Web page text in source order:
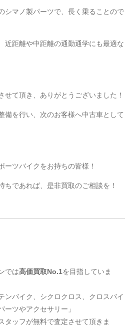
シマノ製パーツで、長く乗ることので
近距離や中距離の通勤通学にも最適な
せて頂き、ありがとうございました！
備を行い、次のお客様へ中古車として
ーツバイクをお持ちの皆様！
ちであれば、是非買取のご相談を！
では高価買取No.1を目指していま
ンバイク、シクロクロス、クロスバイ
ーツやアクセサリー」
タッフが無料で査定させて頂きま